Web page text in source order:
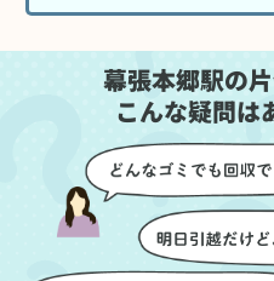
幕張本郷駅の
こんな疑問は